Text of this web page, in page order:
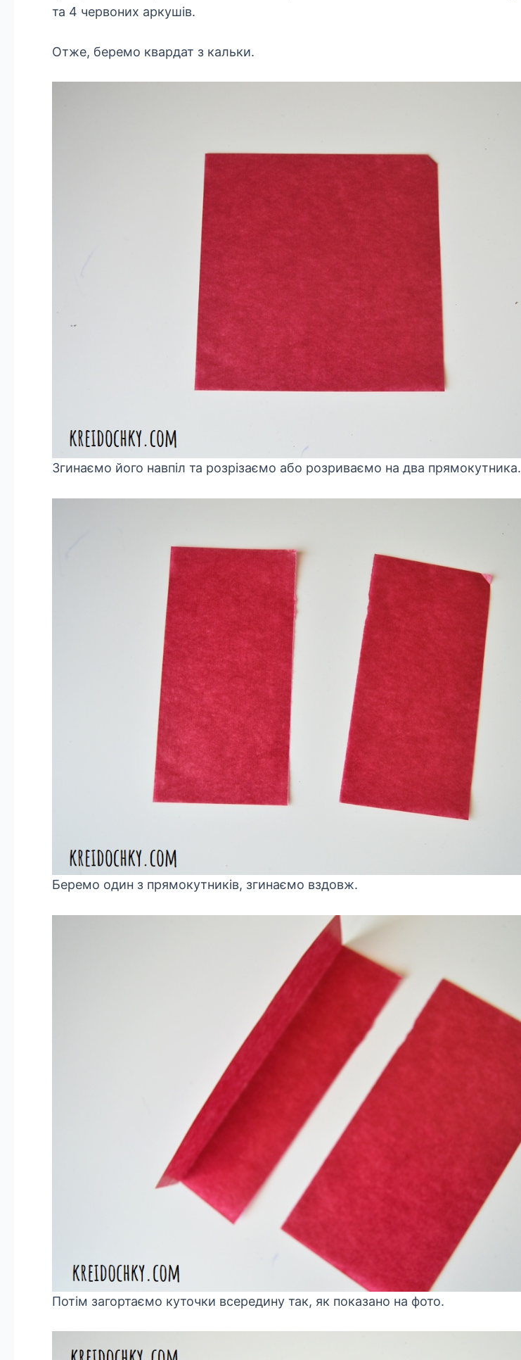
та 4 червоних аркушів.
Отже, беремо квардат з кальки.
Згинаємо його навпіл та розрізаємо або розриваємо на два прямокутника.
Беремо один з прямокутників, згинаємо вздовж.
Потім загортаємо куточки всередину так, як показано на фото.